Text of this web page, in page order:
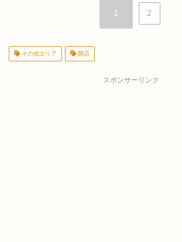
1 2
その他エリア 開店
スポンサーリンク